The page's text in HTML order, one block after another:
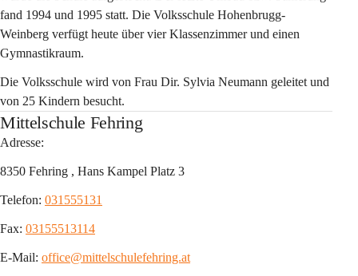
fand 1994 und 1995 statt. Die Volksschule Hohenbrugg-
Weinberg verfügt heute über vier Klassenzimmer und einen
Gymnastikraum.
Die Volksschule wird von Frau Dir. Sylvia Neumann geleitet und
von 25 Kindern besucht.
Mittelschule Fehring
Adresse:
8350 Fehring , Hans Kampel Platz 3
Telefon: 031555131
Fax: 03155513114
E-Mail: office@mittelschulefehring.at